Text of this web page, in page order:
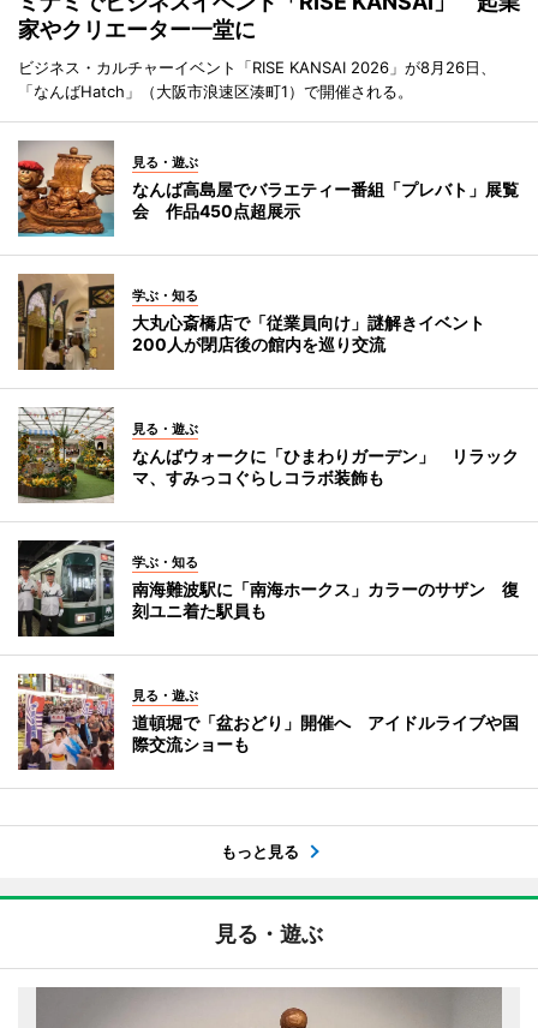
家やクリエーター一堂に
ビジネス・カルチャーイベント「RISE KANSAI 2026」が8月26日、
「なんばHatch」（大阪市浪速区湊町1）で開催される。
見る・遊ぶ
なんば高島屋でバラエティー番組「プレバト」展覧
会 作品450点超展示
学ぶ・知る
大丸心斎橋店で「従業員向け」謎解きイベント
200人が閉店後の館内を巡り交流
見る・遊ぶ
なんばウォークに「ひまわりガーデン」 リラック
マ、すみっコぐらしコラボ装飾も
学ぶ・知る
南海難波駅に「南海ホークス」カラーのサザン 復
刻ユニ着た駅員も
見る・遊ぶ
道頓堀で「盆おどり」開催へ アイドルライブや国
際交流ショーも
もっと見る
見る・遊ぶ